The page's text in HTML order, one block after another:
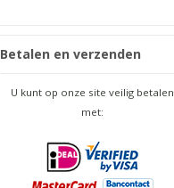
Betalen en verzenden
U kunt op onze site veilig betalen
met: